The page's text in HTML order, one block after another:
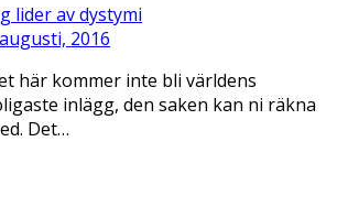
lider av dystymi
2016
här kommer inte bli världens
inlägg, den saken kan ni räkna
Det…